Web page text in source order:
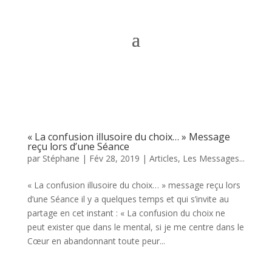
« La confusion illusoire du choix… » Message
reçu lors d’une Séance
par Stéphane | Fév 28, 2019 | Articles, Les Messages...
« La confusion illusoire du choix… » message reçu lors
d’une Séance il y a quelques temps et qui s’invite au
partage en cet instant : « La confusion du choix ne
peut exister que dans le mental, si je me centre dans le
Cœur en abandonnant toute peur...